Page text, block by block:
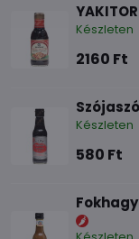
Készleten
2160 Ft
Készleten
580 Ft